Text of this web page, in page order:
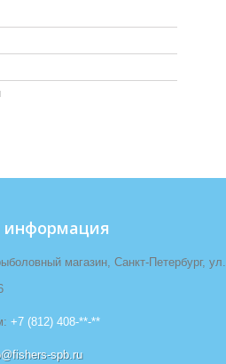
информация
магазин, Санкт-Петербург, ул.
+7 (812) 408-**-**
spb.ru